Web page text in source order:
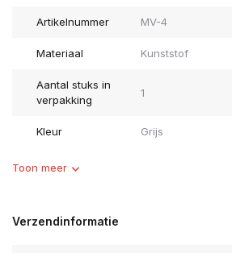
Artikelnummer MV-4
Materiaal Kunststof
Aantal stuks in
verpakking
1
Kleur Grijs
Toon meer
Verzendinformatie